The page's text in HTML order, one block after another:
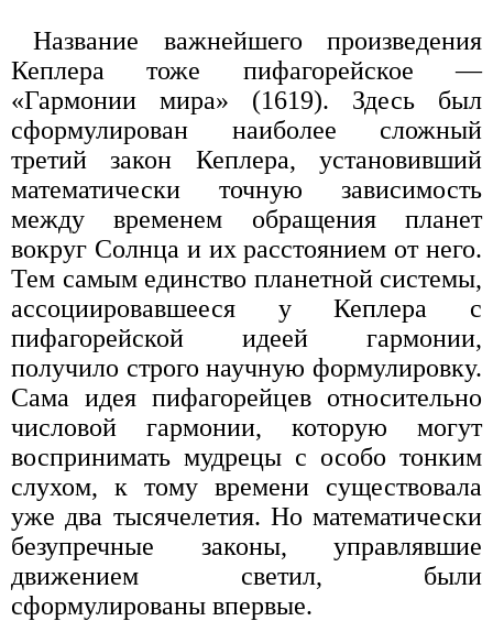
Название важнейшего произведения
Кеплера тоже пифагорейское —
«Гармонии мира» (1619). Здесь был
сформулирован наиболее сложный
третий закон Кеплера, установивший
математически точную зависимость
между временем обращения планет
вокруг Солнца и их расстоянием от него.
Тем самым единство планетной системы,
ассоциировавшееся у Кеплера с
пифагорейской идеей гармонии,
получило строго научную формулировку.
Сама идея пифагорейцев относительно
числовой гармонии, которую могут
воспринимать мудрецы с особо тонким
слухом, к тому времени существовала
уже два тысячелетия. Но математически
безупречные законы, управлявшие
движением светил, были
сформулированы впервые.